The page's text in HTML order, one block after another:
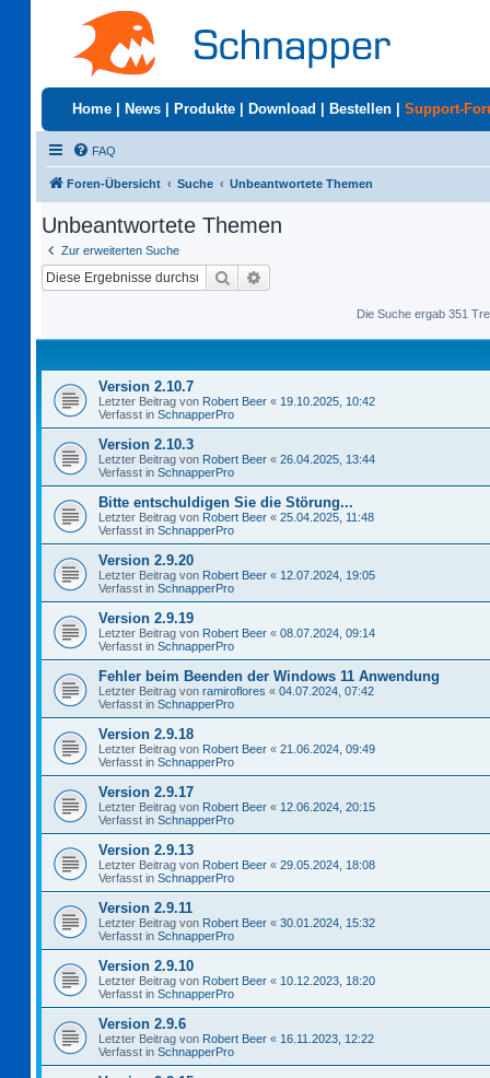
Home News Produkte Download Bestellen Support-
FAQ
Foren-Übersicht Suche Unbeantwortete Themen
Unbeantwortete Themen
Zur erweiterten Suche
Suche
Die Suche ergab 351
Version 2.10.7
Letzter Beitrag von Robert Beer « 19.10.2025, 10:42
Verfasst in SchnapperPro
Version 2.10.3
Letzter Beitrag von Robert Beer « 26.04.2025, 13:44
Verfasst in SchnapperPro
Bitte entschuldigen Sie die Störung...
Letzter Beitrag von Robert Beer « 25.04.2025, 11:48
Verfasst in SchnapperPro
Version 2.9.20
Letzter Beitrag von Robert Beer « 12.07.2024, 19:05
Verfasst in SchnapperPro
Version 2.9.19
Letzter Beitrag von Robert Beer « 08.07.2024, 09:14
Verfasst in SchnapperPro
Fehler beim Beenden der Windows 11 Anwendung
Letzter Beitrag von ramiroflores « 04.07.2024, 07:42
Verfasst in SchnapperPro
Version 2.9.18
Letzter Beitrag von Robert Beer « 21.06.2024, 09:49
Verfasst in SchnapperPro
Version 2.9.17
Letzter Beitrag von Robert Beer « 12.06.2024, 20:15
Verfasst in SchnapperPro
Version 2.9.13
Letzter Beitrag von Robert Beer « 29.05.2024, 18:08
Verfasst in SchnapperPro
Version 2.9.11
Letzter Beitrag von Robert Beer « 30.01.2024, 15:32
Verfasst in SchnapperPro
Version 2.9.10
Letzter Beitrag von Robert Beer « 10.12.2023, 18:20
Verfasst in SchnapperPro
Version 2.9.6
Letzter Beitrag von Robert Beer « 16.11.2023, 12:22
Verfasst in SchnapperPro